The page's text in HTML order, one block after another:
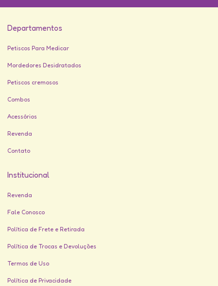
Departamentos
Petiscos Para Medicar
Mordedores Desidratados
Petiscos cremosos
Combos
Acessórios
Revenda
Contato
Institucional
Revenda
Fale Conosco
Política de Frete e Retirada
Política de Trocas e Devoluções
Termos de Uso
Política de Privacidade